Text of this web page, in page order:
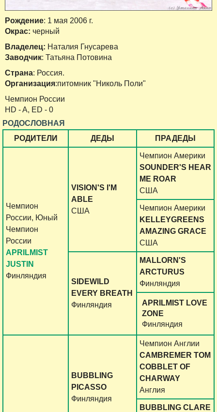
Рождение: 1 мая 2006 г.
Окрас: черный
Владелец: Наталия Гнусарева
Заводчик: Татьяна Потовина
Страна: Россия.
Организация:питомник "Николь Поли"
Чемпион России
HD - A, ED - 0
РОДОСЛОВНАЯ
РОДИТЕЛИ
ДЕДЫ ПРАДЕДЫ
Чемпион
России, Юный
Чемпион
России
APRILMIST
JUSTIN
Финляндия
VISION'S I'M
ABLE
США
Чемпион Америки
SOUNDER'S HEAR
ME ROAR
США
Чемпион Америки
KELLEYGREENS
AMAZING GRACE
США
SIDEWILD
EVERY BREATH
Финляндия
MALLORN'S
ARCTURUS
Финляндия
APRILMIST LOVE
ZONE
Финляндия
BUBBLING
PICASSO
Финляндия
Чемпион Англии
CAMBREMER TOM
COBBLET OF
CHARWAY
Англия
BUBBLING CLARE